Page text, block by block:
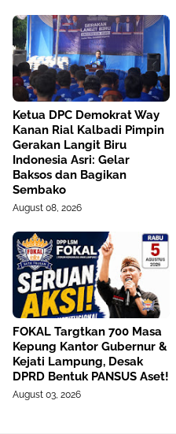
Ketua DPC Demokrat Way
Kanan Rial Kalbadi Pimpin
Gerakan Langit Biru
Indonesia Asri: Gelar
Baksos dan Bagikan
Sembako
August 08, 2026
FOKAL Targtkan 700 Masa
Kepung Kantor Gubernur &
Kejati Lampung, Desak
DPRD Bentuk PANSUS Aset!
August 03, 2026